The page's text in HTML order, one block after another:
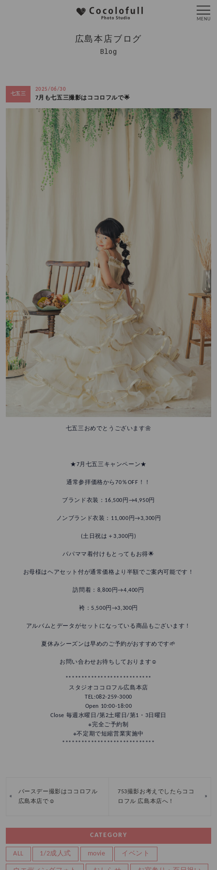
広島本店ブログ
Blog
七五三
2025/06/30
7月も七五三撮影はココロフルで🌟
七五三おめでとうございます🌼
★7月七五三キャンペーン★
通常参拝価格から70％OFF！！
ブランド衣装：16,500円→4,950円
ノンブランド衣装：11,000円→3,300円
(土日祝は＋3,300円)
パパママ着付けもとってもお得🌟
お母様はヘアセット付が通常価格より半額でご案内可能です！
訪問着：8,800円→4,400円
袴：5,500円→3,300円
アルバムとデータがセットになっている商品もございます！
夏休みシーズンは早めのご予約がおすすめです🌱
お問い合わせお待ちしております☺
***************************
スタジオココロフル広島本店
TEL:082-259-3000
Open 10:00-18:00
Close 毎週水曜日/第2土曜日/第1・3日曜日
※完全ご予約制
※不定期で短縮営業実施中
*****************************
«
バースデー撮影はココロフル
広島本店で☺
753撮影お考えでしたらココ
ロフル 広島本店へ！
»
CATEGORY
ALL 1/2成人式 movie イベント